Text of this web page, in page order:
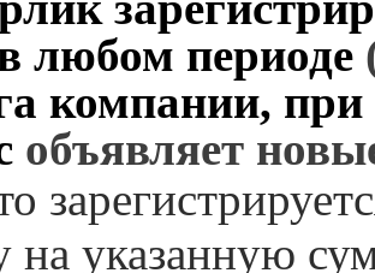
любом периоде
компании,
объявляет
на указанную